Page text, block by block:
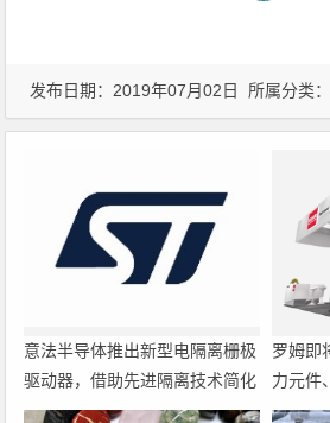
发布日期：2019年07月02日 所属分类
意法半导体推出新型电隔离栅极
驱动器，借助先进隔离技术简化
电源设计
罗姆即
力元件
暨研讨